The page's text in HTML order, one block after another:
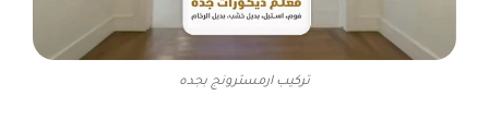
تركيب ارمسترونج بجده